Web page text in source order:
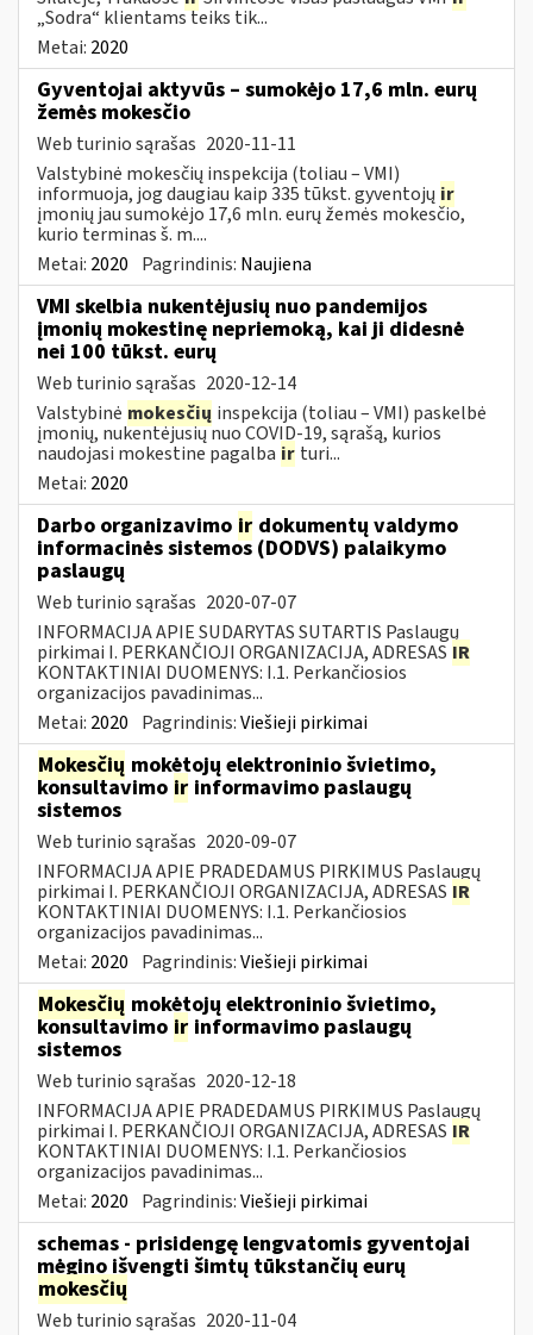
„Sodra“ klientams teiks tik...
Metai: 2020
Gyventojai aktyvūs – sumokėjo 17,6 mln. eurų
žemės mokesčio
Web turinio sąrašas 2020-11-11
Valstybinė mokesčių inspekcija (toliau – VMI)
informuoja, jog daugiau kaip 335 tūkst. gyventojų ir
įmonių jau sumokėjo 17,6 mln. eurų žemės mokesčio,
kurio terminas š. m....
Metai: 2020 Pagrindinis: Naujiena
VMI skelbia nukentėjusių nuo pandemijos
įmonių mokestinę nepriemoką, kai ji didesnė
nei 100 tūkst. eurų
Web turinio sąrašas 2020-12-14
Valstybinė mokesčių inspekcija (toliau – VMI) paskelbė
įmonių, nukentėjusių nuo COVID-19, sąrašą, kurios
naudojasi mokestine pagalba ir turi...
Metai: 2020
Darbo organizavimo ir dokumentų valdymo
informacinės sistemos (DODVS) palaikymo
paslaugų
Web turinio sąrašas 2020-07-07
INFORMACIJA APIE SUDARYTAS SUTARTIS Paslaugų
pirkimai I. PERKANČIOJI ORGANIZACIJA, ADRESAS IR
KONTAKTINIAI DUOMENYS: I.1. Perkančiosios
organizacijos pavadinimas...
Metai: 2020 Pagrindinis:Viešieji pirkimai
Mokesčių mokėtojų elektroninio švietimo,
konsultavimo ir informavimo paslaugų
sistemos
Web turinio sąrašas 2020-09-07
INFORMACIJA APIE PRADEDAMUS PIRKIMUS Paslaugų
pirkimai I. PERKANČIOJI ORGANIZACIJA, ADRESAS IR
KONTAKTINIAI DUOMENYS: I.1. Perkančiosios
organizacijos pavadinimas...
Metai: 2020 Pagrindinis:Viešieji pirkimai
Mokesčių mokėtojų elektroninio švietimo,
konsultavimo ir informavimo paslaugų
sistemos
Web turinio sąrašas 2020-12-18
INFORMACIJA APIE PRADEDAMUS PIRKIMUS Paslaugų
pirkimai I. PERKANČIOJI ORGANIZACIJA, ADRESAS IR
KONTAKTINIAI DUOMENYS: I.1. Perkančiosios
organizacijos pavadinimas...
Metai: 2020 Pagrindinis:Viešieji pirkimai
schemas - prisidengę lengvatomis gyventojai
mėgino išvengti šimtų tūkstančių eurų
mokesčių
Web turinio sąrašas 2020-11-04